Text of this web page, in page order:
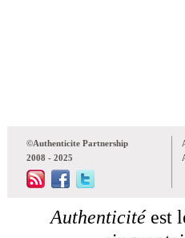
©Authenticite Partnership
2008 - 2025
Authenticitéest